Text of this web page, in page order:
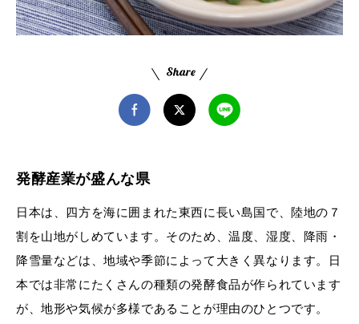
発酵産業が盛んな県
日本は、四方を海に囲まれた東西に長い島国で、陸地の７
割を山地がしめています。そのため、温度、湿度、降雨・
降雪量などは、地域や季節によって大きく異なります。日
本では非常にたくさんの種類の発酵食品が作られています
が、地形や気候が多様であることが理由のひとつです。